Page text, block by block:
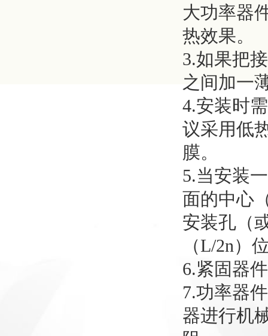
大功率器
热效果。
3.如果把
之间加一
4.安装时
议采用低
膜。
5.当安装
面的中心
安装孔（
（L/2n）
6.紧固器
7.功率器
器进行机